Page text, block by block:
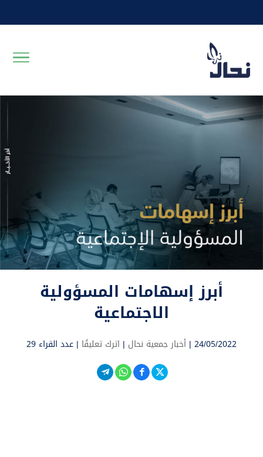
أبرز إسهامات المسؤولية
الاجتماعية
24/05/2022 | أخبار جمعية نحال | اترك تعليقًا | عدد القراء 29